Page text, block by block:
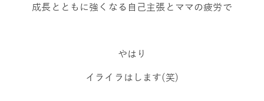
成長とともに強くなる自己主張とママの疲労で
やはり
イライラはします(笑)